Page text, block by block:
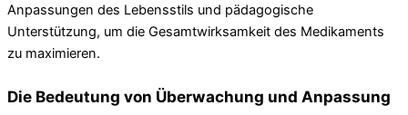
Anpassungen des Lebensstils und pädagogische
Unterstützung, um die Gesamtwirksamkeit des Medikaments
zu maximieren.
Die Bedeutung von Überwachung und Anpassung